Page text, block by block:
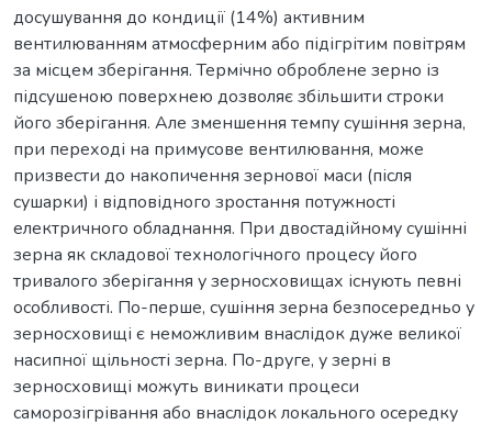
досушування до кондиції (14%) активним
вентилюванням атмосферним або підігрітим повітрям
за місцем зберігання. Термічно оброблене зерно із
підсушеною поверхнею дозволяє збільшити строки
його зберігання. Але зменшення темпу сушіння зерна,
при переході на примусове вентилювання, може
призвести до накопичення зернової маси (після
сушарки) і відповідного зростання потужності
електричного обладнання. При двостадійному сушінні
зерна як складової технологічного процесу його
тривалого зберігання у зерносховищах існують певні
особливості. По-перше, сушіння зерна безпосередньо у
зерносховищі є неможливим внаслідок дуже великої
насипної щільності зерна. По-друге, у зерні в
зерносховищі можуть виникати процеси
саморозігрівання або внаслідок локального осередку